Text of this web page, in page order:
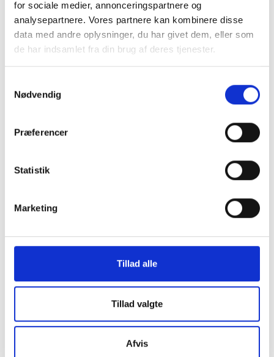
for sociale medier, annonceringspartnere og
analysepartnere. Vores partnere kan kombinere disse
data med andre oplysninger, du har givet dem, eller som
de har indsamlet fra din brug af deres tjenester.
Nødvendig
Præferencer
Statistik
Marketing
Tillad alle
Tillad valgte
Afvis
Køb trygt hos
GreenMind
Vurderet som fremragende på Trustpilot.
Testet og dataslettet efter branchens
vores butikker.
Et miljøansvarligt alternativ.
Produktbeskrivelse